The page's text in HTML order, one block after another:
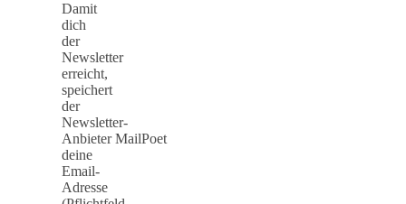
Damit
dich
der
Newsletter
erreicht,
speichert
der
Newsletter-
Anbieter MailPoet
deine
Email-
Adresse